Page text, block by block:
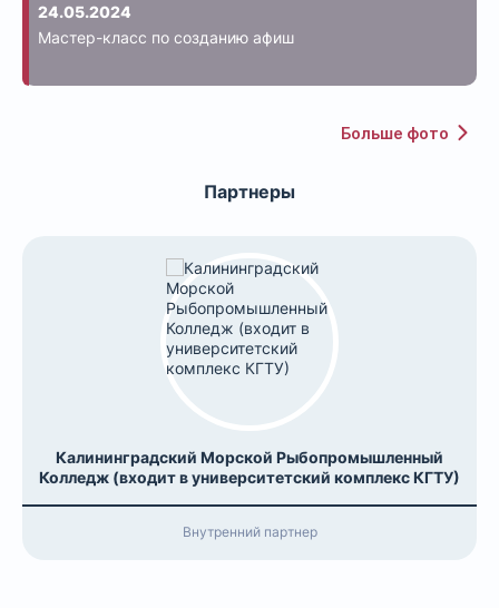
24.05.2024
Мастер-класс по созданию афиш
Больше фото
Партнеры
Калининградский Морской Рыбопромышленный
Колледж (входит в университетский комплекс КГТУ)
Внутренний партнер